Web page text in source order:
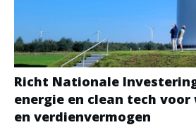
Richt Nationale
energie en clean tech voor
en verdienvermogen